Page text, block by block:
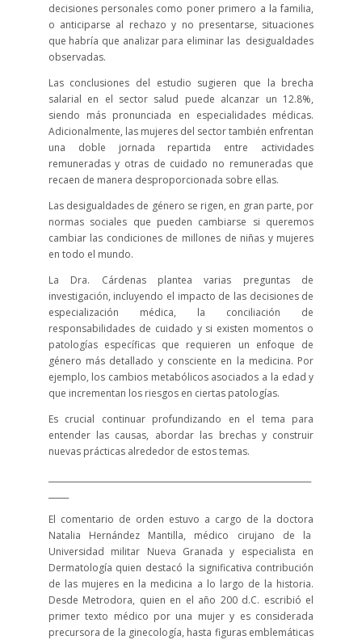
decisiones personales como poner primero a la familia,
o anticiparse al rechazo y no presentarse, situaciones
que habría que analizar para eliminar las desigualdades
observadas.
Las conclusiones del estudio sugieren que la brecha
salarial en el sector salud puede alcanzar un 12.8%,
siendo más pronunciada en especialidades médicas.
Adicionalmente, las mujeres del sector también enfrentan
una doble jornada repartida entre actividades
remuneradas y otras de cuidado no remuneradas que
recaen de manera desproporcionada sobre ellas.
Las desigualdades de género se rigen, en gran parte, por
normas sociales que pueden cambiarse si queremos
cambiar las condiciones de millones de niñas y mujeres
en todo el mundo.
La Dra. Cárdenas plantea varias preguntas de
investigación, incluyendo el impacto de las decisiones de
especialización médica, la conciliación de
responsabilidades de cuidado y si existen momentos o
patologías específicas que requieren un enfoque de
género más detallado y consciente en la medicina. Por
ejemplo, los cambios metabólicos asociados a la edad y
que incrementan los riesgos en ciertas patologías.
Es crucial continuar profundizando en el tema para
entender las causas, abordar las brechas y construir
nuevas prácticas alrededor de estos temas.
El comentario de orden estuvo a cargo de la doctora
Natalia Hernández Mantilla, médico cirujano de la
Universidad militar Nueva Granada y especialista en
Dermatología quien destacó la significativa contribución
de las mujeres en la medicina a lo largo de la historia.
Desde Metrodora, quien en el año 200 d.C. escribió el
primer texto médico por una mujer y es considerada
precursora de la ginecología, hasta figuras emblemáticas